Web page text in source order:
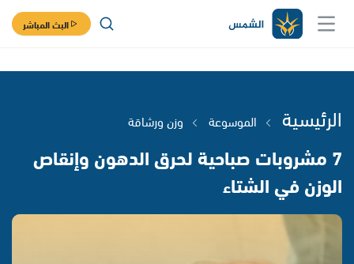
البث المباشر
الرئيسية الموسوعة وزن ورشاقة
7 مشروبات صباحية لحرق الدهون وإنقاص
الوزن في الشتاء